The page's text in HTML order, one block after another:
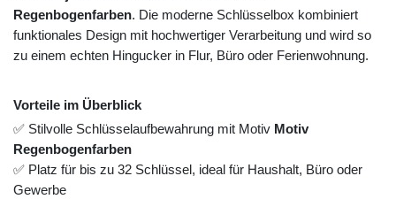
Regenbogenfarben. Die moderne Schlüsselbox kombiniert
funktionales Design mit hochwertiger Verarbeitung und wird so
zu einem echten Hingucker in Flur, Büro oder Ferienwohnung.
Vorteile im Überblick
✅ Stilvolle Schlüsselaufbewahrung mit Motiv Motiv
Regenbogenfarben
✅ Platz für bis zu 32 Schlüssel, ideal für Haushalt, Büro oder
Gewerbe